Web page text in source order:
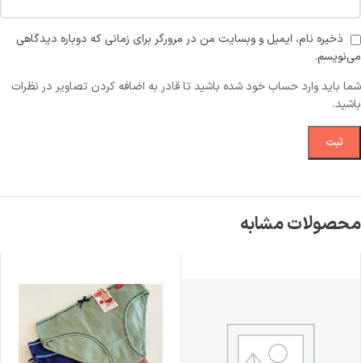
ذخیره نام، ایمیل و وبسایت من در مرورگر برای زمانی که دوباره دیدگاهی
می‌نویسم.
شما باید وارد حساب خود شده باشید تا قادر به اضافه کردن تصاویر در نظرات
باشید.
محصولات مشابه